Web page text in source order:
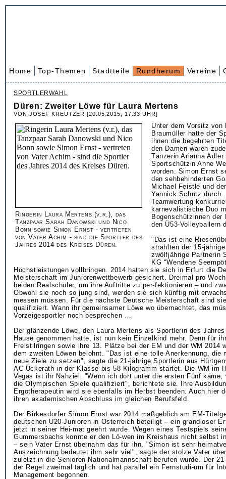
Home Top-Themen Stadtteile Rundherum Vereine
SPORTLERWAHL
Düren: Zweiter Löwe für Laura Mertens
VON JOSEF KREUTZER [20.05.2015, 17.33 UHR]
Ringerin Laura Mertens (v.r.), das
Tanzpaar Sarah Danowski und Nico
Bonn sowie Simon Ernst - vertreten
von Vater Achim - sind die Sportler des
Jahres 2014 des Kreises Düren.
Unter dem Vorsitz von
Braumüller hatte der
ihnen die begehrten
den Damen waren
Tänzerin Arianna Adler
Sportschützin Anne
worden. Simon Ernst
den sehbehinderten
Michael Feistle und
Yannick Schütz durch.
Teamwertung
karnevalistische Duo
Bogenschützinnen der
den Ü53-Volleyballern
"Das ist eine
strahlten der 15-
zwölfjährige Partnerin
KG "Wendene
Höchstleistungen vollbringen. 2014 hatten sie sich in Erfurt die
Meisterschaft im Juniorenwettbewerb gesichert. Dreimal pro
beiden Realschüler, um ihre Auftritte zu per-fektionieren – und
Obwohl sie noch so jung sind, werden sie sich künftig mit
messen müssen. Für die nächste Deutsche Meisterschaft sind
qualifiziert. Wann ihr gemeinsamer Löwe wo übernachtet, das
Vorzeigesportler noch besprechen …
Der glänzende Löwe, den Laura Mertens als Sportlerin des
Hause genommen hatte, ist nun kein Einzelkind mehr. Denn für
Freistilringen sowie ihre 13. Plätze bei der EM und der WM 2014
dem zweiten Löwen belohnt. "Das ist eine tolle Anerkennung, die
neue Ziele zu setzen", sagte die 21-jährige Sportlerin aus
AC Ückerath in der Klasse bis 58 Kilogramm startet. Die WM im
Vegas ist ihr Nahziel. "Wenn ich dort unter die ersten Fünf käme,
die Olympischen Spiele qualifiziert", berichtete sie. Ihre
Ergotherapeutin wird sie ebenfalls im Herbst beenden. Auch hier
ihren akademischen Abschluss im gleichen Berufsfeld.
Der Birkesdorfer Simon Ernst war 2014 maßgeblich am EM-
deutschen U20-Junioren in Österreich beteiligt – ein grandioser
jetzt in seiner Hei-mat geehrt wurde. Wegen eines Testspiels
Gummersbachs konnte er den Lö-wen im Kreishaus nicht selbst
– sein Vater Ernst übernahm das für ihn. "Simon ist sehr
Auszeichnung bedeutet ihm sehr viel", sagte der stolze Vater
zuletzt in die Senioren-Nationalmannschaft berufen wurde. Der
der Regel zweimal täglich und hat parallel ein Fernstudi-um für
Management begonnen.